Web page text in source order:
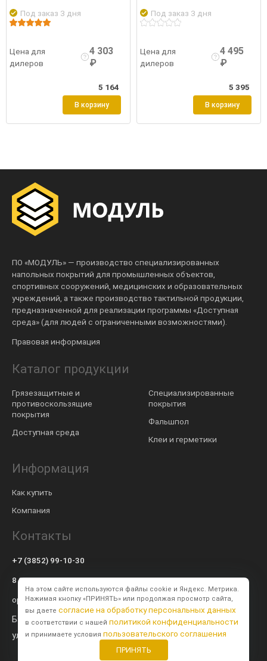
Под заказ 3 дня
Цена для
дилеров
4 303
₽
5 164
В корзину
Под заказ 3 дня
Цена для
дилеров
4 495
₽
5 395
В корзину
ПО «МОДУЛЬ» — производство специализированных
напольных покрытий для промышленных объектов,
спортивных сооружений, медицинских и образовательных
учреждений, а также производство тактильной продукции,
предназначенной для реализации программы «Доступная
среда» (для людей с ограниченными возможностями).
Правовая информация
Каталог продукции
Грязезащитные и
противоскользящие
покрытия
Доступная среда
Специализированные
покрытия
Фальшпол
Клеи и герметики
Информация
Как купить
Компания
Контакты
+7 (3852) 99-10-30
8 800 600-57-94
op@modulsib.ru
Барнаул
ул. Калинина, 71 к2
На этом сайте используются файлы cookie и Яндекс. Метрика.
Нажимая кнопку «ПРИНЯТЬ» или продолжая просмотр сайта,
вы даете согласие на обработку персональных данных
в соответствии с нашей политикой конфиденциальности
и принимаете условия пользовательского соглашения
ПРИНЯТЬ